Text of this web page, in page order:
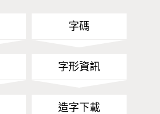
字碼
字形資訊
造字下載